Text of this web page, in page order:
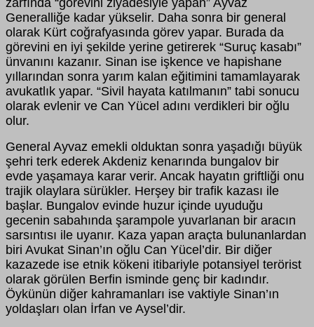
zarfında “görevini ziyadesiyle yapan” Ayvaz
Generalliğe kadar yükselir. Daha sonra bir general
olarak Kürt coğrafyasında görev yapar. Burada da
görevini en iyi şekilde yerine getirerek “Suruç kasabı”
ünvanını kazanır. Sinan ise işkence ve hapishane
yıllarından sonra yarım kalan eğitimini tamamlayarak
avukatlık yapar. “Sivil hayata katılmanın” tabi sonucu
olarak evlenir ve Can Yücel adını verdikleri bir oğlu
olur.
General Ayvaz emekli olduktan sonra yaşadığı büyük
şehri terk ederek Akdeniz kenarında bungalov bir
evde yaşamaya karar verir. Ancak hayatın griftliği onu
trajik olaylara sürükler. Herşey bir trafik kazası ile
başlar. Bungalov evinde huzur içinde uyuduğu
gecenin sabahında şarampole yuvarlanan bir aracın
sarsıntısı ile uyanır. Kaza yapan araçta bulunanlardan
biri Avukat Sinan’ın oğlu Can Yücel’dir. Bir diğer
kazazede ise etnik kökeni itibariyle potansiyel terörist
olarak görülen Berfin isminde genç bir kadındır.
Öykünün diğer kahramanları ise vaktiyle Sinan’ın
yoldaşları olan İrfan ve Aysel’dir.